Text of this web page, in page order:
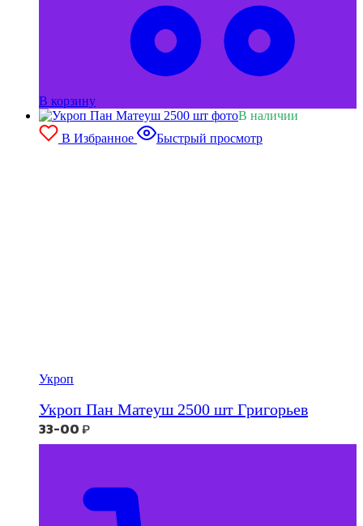
В корзину
В наличии
В Избранное
Быстрый просмотр
Укроп
Укроп Пан Матеуш 2500 шт Григорьев
33-00₽